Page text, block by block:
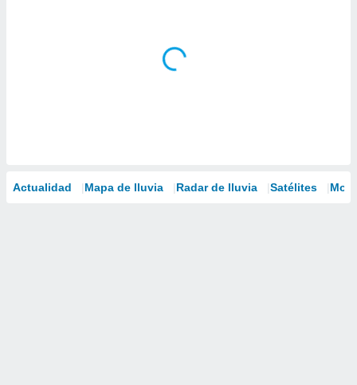
Actualidad Mapa de lluvia Radar de lluvia Satélites